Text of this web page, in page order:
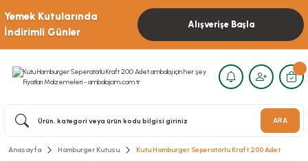
Yemek Kutularında
İndirimli Günler
Alışverişe Başla
ARA
Anasayfa Hamburger Kutusu Kutu Hamburger Seperatörlü Kraft 200 Adet